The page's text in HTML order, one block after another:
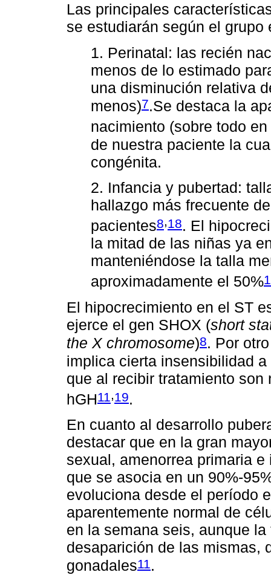
Las principales
se estudiarán según el grupo
1. Perinatal: las recién
menos de lo estimado
una disminución relativa
menos)7.Se destaca la
nacimiento (sobre todo
de nuestra paciente la
congénita.
2. Infancia y pubertad:
hallazgo más frecuente
pacientes8,18. El
la mitad de las niñas ya
manteniéndose la talla
aproximadamente el 50%1
El hipocrecimiento en el ST
ejerce el gen SHOX (short
the X chromosome)8. Por
implica cierta insensibilidad
que al recibir tratamiento
hGH11 19.
En cuanto al desarrollo
destacar que en la gran
sexual, amenorrea primaria
que se asocia en un 90%-
evoluciona desde el período
aparentemente normal de
en la semana seis, aunque
desaparición de las mismas,
gonadales11 .